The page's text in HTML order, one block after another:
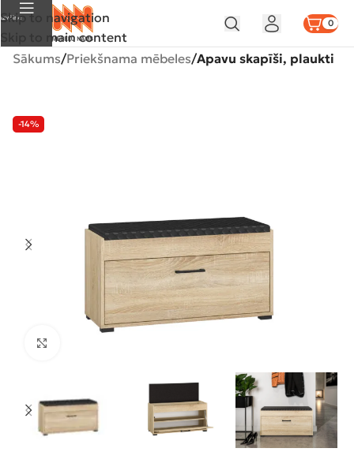
Skip to navigation
Skip to main content
Izvēlne 0
Sākums Priekšnama mēbeles Apavu skapīši, plaukti
-14%